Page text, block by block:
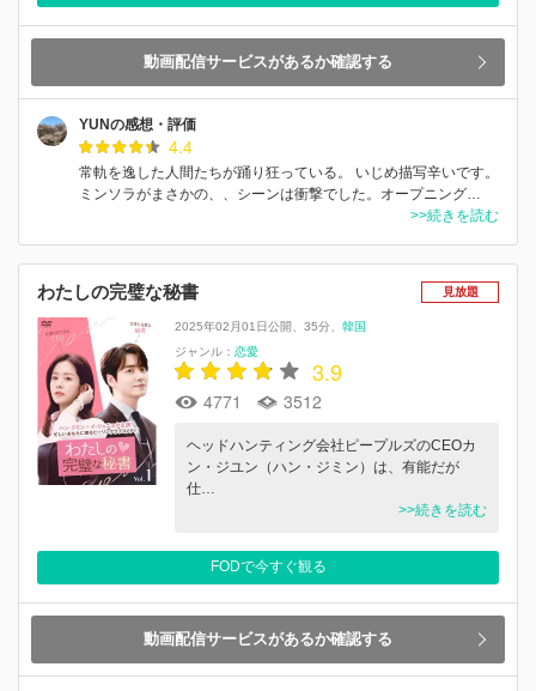
動画配信サービスがあるか確認する
YUNの感想・評価
4.4
常軌を逸した人間たちが踊り狂っている。 いじめ描写辛いです。
ミンソラがまさかの、、シーンは衝撃でした。オープニング…
>>続きを読む
わたしの完璧な秘書 見放題
2025年02月01日公開 35分
韓国
ジャンル： 恋愛
3.9
4771 3512
ヘッドハンティング会社ピープルズのCEOカ
ン・ジユン（ハン・ジミン）は、有能だが
仕…
>>続きを読む
FODで今すぐ観る
動画配信サービスがあるか確認する